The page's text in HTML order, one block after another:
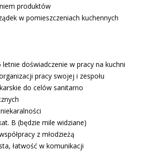
produktów
w pomieszczeniach kuchennych
doświadczenie w pracy na kuchni
pracy swojej i zespołu
do celów sanitarno
B (będzie mile widziane)
z młodzieżą
łatwość w komunikacji